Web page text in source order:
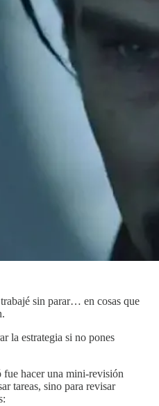
sin parar… en cosas que
la estrategia si no pones
fue hacer una mini-revisión
tareas, sino para revisar